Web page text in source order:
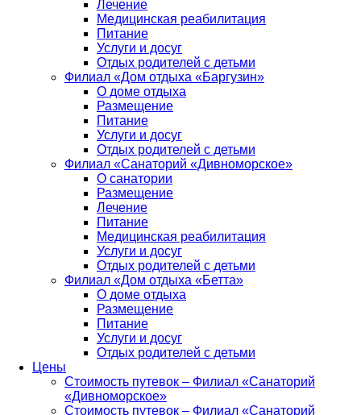
Лечение
Медицинская реабилитация
Питание
Услуги и досуг
Отдых родителей с детьми
Филиал «Дом отдыха «Баргузин»
О доме отдыха
Размещение
Питание
Услуги и досуг
Отдых родителей с детьми
Филиал «Санаторий «Дивноморское»
О санатории
Размещение
Лечение
Питание
Медицинская реабилитация
Услуги и досуг
Отдых родителей с детьми
Филиал «Дом отдыха «Бетта»
О доме отдыха
Размещение
Питание
Услуги и досуг
Отдых родителей с детьми
Цены
Стоимость путевок – Филиал «Санаторий
«Дивноморское»
Стоимость путевок – Филиал «Санаторий